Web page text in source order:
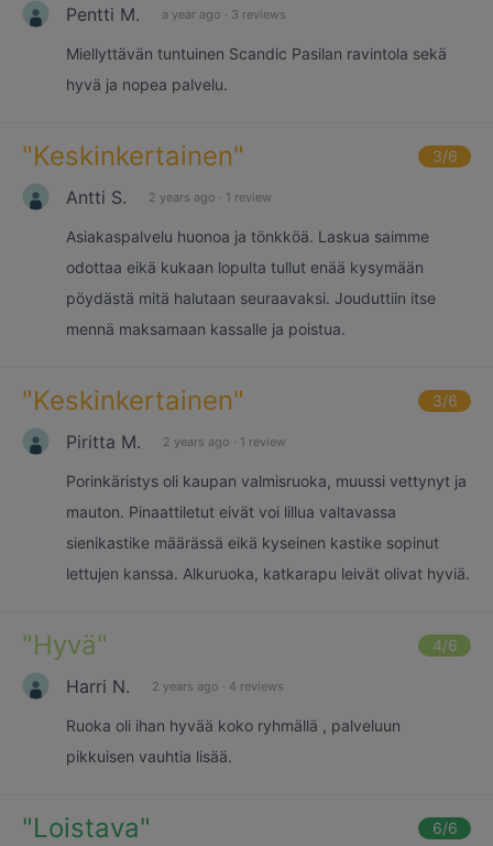
Pentti M. a year ago · 3 reviews
Miellyttävän tuntuinen Scandic Pasilan ravintola sekä
hyvä ja nopea palvelu.
"Keskinkertainen" 3/6
Antti S. 2 years ago · 1 review
Asiakaspalvelu huonoa ja tönkköä. Laskua saimme
odottaa eikä kukaan lopulta tullut enää kysymään
pöydästä mitä halutaan seuraavaksi. Jouduttiin itse
mennä maksamaan kassalle ja poistua.
"Keskinkertainen" 3/6
Piritta M. 2 years ago · 1 review
Porinkäristys oli kaupan valmisruoka, muussi vettynyt ja
mauton. Pinaattiletut eivät voi lillua valtavassa
sienikastike määrässä eikä kyseinen kastike sopinut
lettujen kanssa. Alkuruoka, katkarapu leivät olivat hyviä.
"Hyvä" 4/6
Harri N. 2 years ago · 4 reviews
Ruoka oli ihan hyvää koko ryhmällä , palveluun
pikkuisen vauhtia lisää.
"Loistava" 6/6